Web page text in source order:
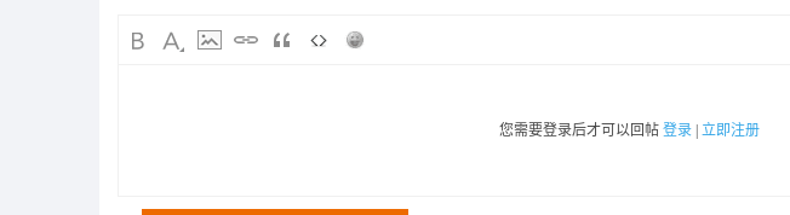
您需要登录后才可以回帖 登录 立即注册